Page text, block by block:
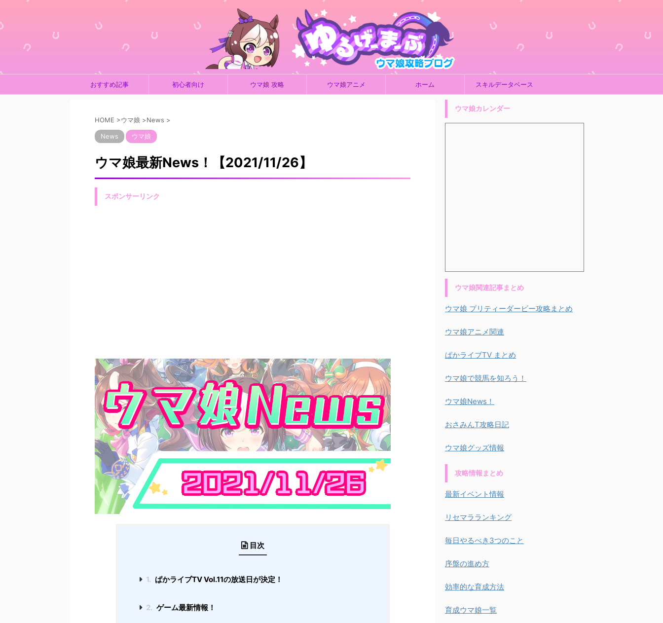
おすすめ記事 初心者向け ウマ娘 攻略 ウマ娘アニメ ホーム スキルデータベース
HOME >ウマ娘 >News >
News ウマ娘
ウマ娘最新News！【2021/11/26】
スポンサーリンク
目次
1. ぱかライブTV Vol.11の放送日が決定！
2. ゲーム最新情報！
ウマ娘カレンダー
ウマ娘関連記事まとめ
ウマ娘 プリティーダービー攻略まとめ
ウマ娘アニメ関連
ぱかライブTV まとめ
ウマ娘で競馬を知ろう！
ウマ娘News！
おさみんT攻略日記
ウマ娘グッズ情報
攻略情報まとめ
最新イベント情報
リセマラランキング
毎日やるべき3つのこと
序盤の進め方
効率的な育成方法
育成ウマ娘一覧